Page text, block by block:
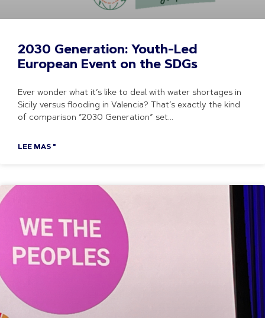
2030 Generation: Youth-Led
European Event on the SDGs
Ever wonder what it’s like to deal with water shortages in
Sicily versus flooding in Valencia? That’s exactly the kind
of comparison “2030 Generation” set
LEE MAS "